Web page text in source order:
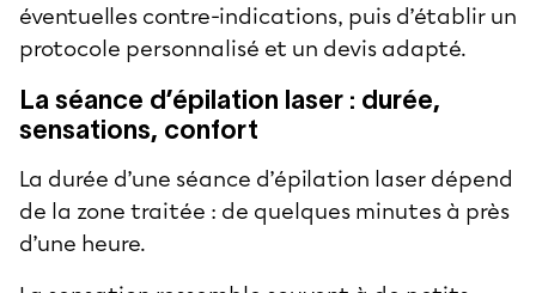
éventuelles contre-indications, puis d’établir un
protocole personnalisé et un devis adapté.
La séance d’épilation laser : durée,
sensations, confort
La durée d’une séance d’épilation laser dépend
de la zone traitée : de quelques minutes à près
d’une heure.